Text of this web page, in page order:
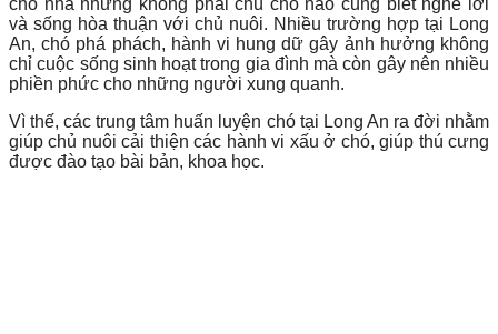
và sống hòa thuận với chủ nuôi. Nhiều trường hợp tại Long
An, chó phá phách, hành vi hung dữ gây ảnh hưởng không
chỉ cuộc sống sinh hoạt trong gia đình mà còn gây nên nhiều
phiền phức cho những người xung quanh.
Vì thế, các trung tâm huấn luyện chó tại Long An ra đời nhằm
giúp chủ nuôi cải thiện các hành vi xấu ở chó, giúp thú cưng
được đào tạo bài bản, khoa học.